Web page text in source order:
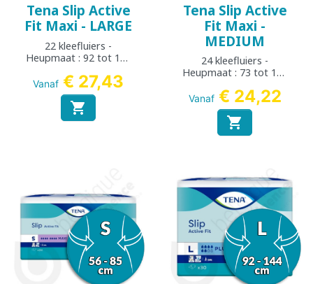
Tena Slip Active
Fit Maxi - LARGE
22 kleefluiers -
Heupmaat : 92 tot 144
Vanaf € 27,43

Tena Slip Active
Fit Maxi -
MEDIUM
24 kleefluiers -
Heupmaat : 73 tot 122
Vanaf € 24,22
